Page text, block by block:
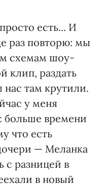
есть... И
раз повторю: мы
схемам шоу-
клип, раздать
нас там крутили.
у меня
больше времени
что есть
— Меланка
с разницей в
в новый